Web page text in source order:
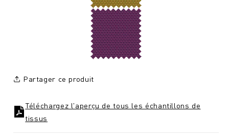
Partager ce produit
Téléchargez l'aperçu de tous les échantillons de
tissus